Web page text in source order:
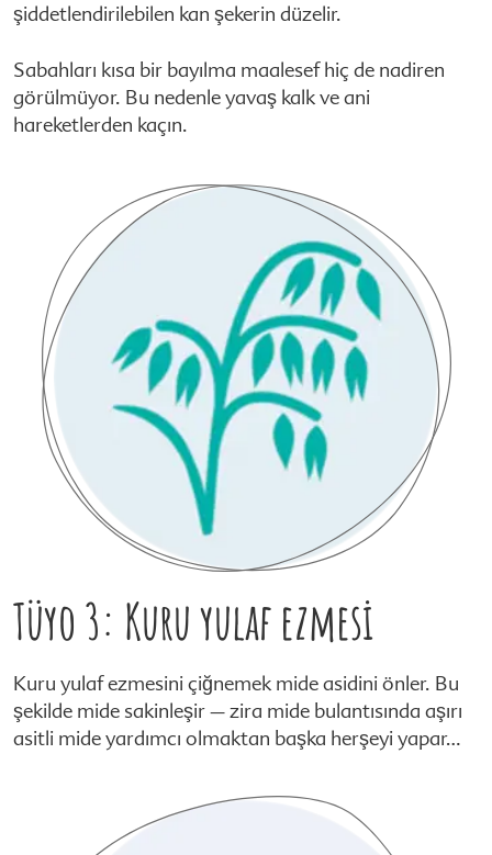
şiddetlendirilebilen kan şekerin düzelir.
Sabahları kısa bir bayılma maalesef hiç de nadiren
görülmüyor. Bu nedenle yavaş kalk ve ani
hareketlerden kaçın.
Tüyo 3: Kuru yulaf ezmesi
Kuru yulaf ezmesini çiğnemek mide asidini önler. Bu
şekilde mide sakinleşir – zira mide bulantısında aşırı
asitli mide yardımcı olmaktan başka herşeyi yapar…